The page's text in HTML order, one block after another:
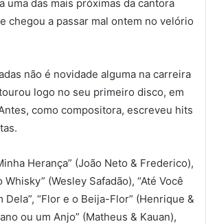
uma das mais próximas da cantora
chegou a passar mal ontem no velório
não é novidade alguma na carreira
logo no seu primeiro disco, em
como compositora, escreveu hits
Herança” (João Neto & Frederico),
(Wesley Safadão), “Até Você
Dela”, “Flor e o Beija-Flor” (Henrique &
ou um Anjo” (Matheus & Kauan),